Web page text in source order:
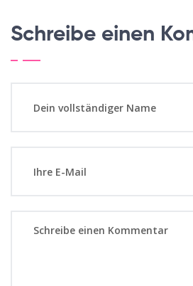
Schreibe einen